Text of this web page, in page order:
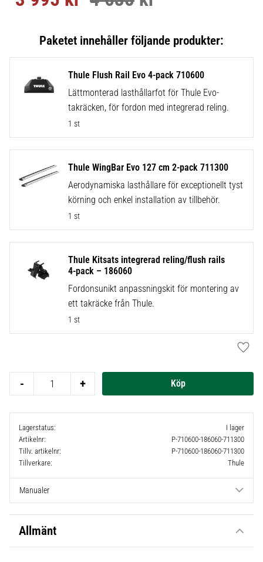
Thule Flush Rail Evo 4-pack 710600
Lättmonterad lasthållarfot för Thule Evo-
takräcken, för fordon med integrerad reling.
1 st
Thule WingBar Evo 127 cm 2-pack 711300
Aerodynamiska lasthållare för exceptionellt tyst
körning och enkel installation av tillbehör.
1 st
Thule Kitsats integrerad reling/flush rails
4-pack – 186060
Fordonsunikt anpassningskit för montering av
ett takräcke från Thule.
1 st
+
-
Lagerstatus
I lager
Artikelnr
P-710600-186060-711300
Tillv. artikelnr
P-710600-186060-711300
Tillverkare
Thule
Manualer
Allmänt